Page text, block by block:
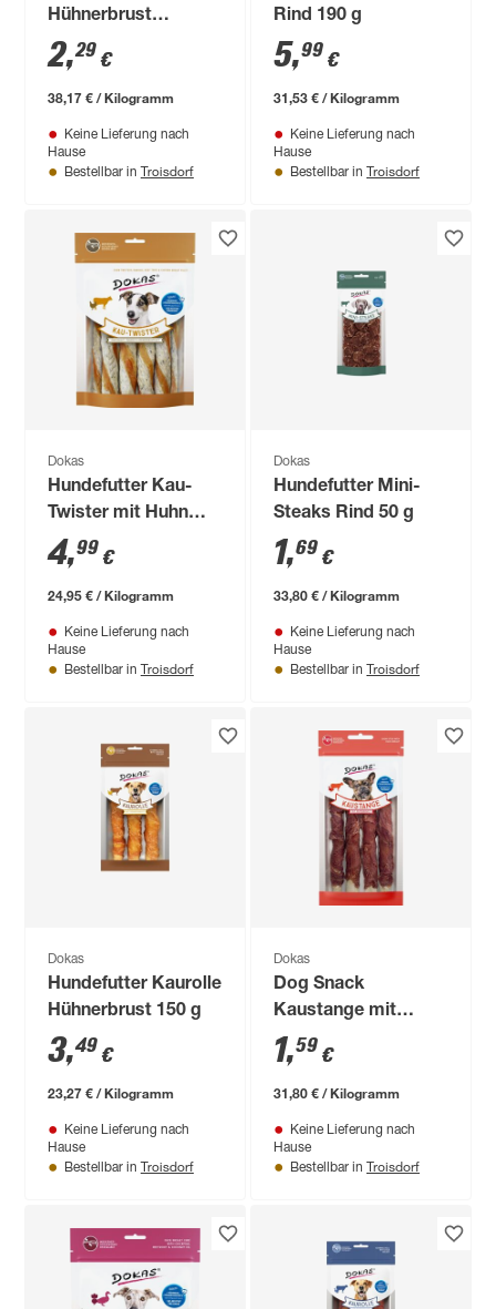
Hühnerbrust
Kokosnuss 60 g
2,29 €
38,17 € / Kilogramm
Keine Lieferung nach
Hause
Bestellbar in Troisdorf
Rind 190 g
5,99 €
31,53 € / Kilogramm
Keine Lieferung nach
Hause
Bestellbar in Troisdorf
Dokas
Hundefutter Kau-
Twister mit Huhn
200 g
4,99 €
24,95 € / Kilogramm
Keine Lieferung nach
Hause
Bestellbar in Troisdorf
Dokas
Hundefutter Mini-
Steaks Rind 50 g
1,69 €
33,80 € / Kilogramm
Keine Lieferung nach
Hause
Bestellbar in Troisdorf
Dokas
Hundefutter Kaurolle
Hühnerbrust 150 g
3,49 €
23,27 € / Kilogramm
Keine Lieferung nach
Hause
Bestellbar in Troisdorf
Dokas
Dog Snack
Kaustange mit
Entenbrust 50 g
1,59 €
31,80 € / Kilogramm
Keine Lieferung nach
Hause
Bestellbar in Troisdorf